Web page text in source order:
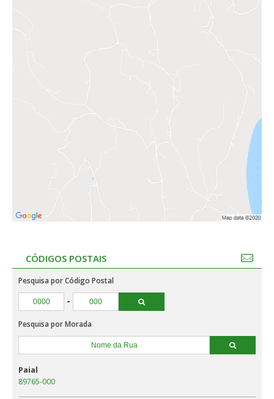
CÓDIGOS POSTAIS
Pesquisa por Código Postal
-
Pesquisa por Morada
Paial
89765-000